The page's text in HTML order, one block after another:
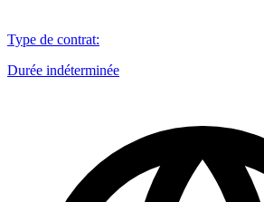
Type de contrat:
Durée indéterminée